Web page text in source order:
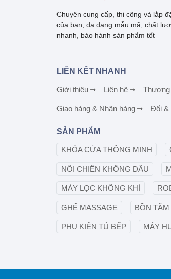
Chuyên cung cấp, thi công và lắp
của bạn, đa dạng mẫu mã, chất
nhanh, bảo hành sản phẩm tốt
LIÊN KẾT NHANH
Giới thiệu Liên hệ Thương
Giao hàng & Nhận hàng Đổi &
SẢN PHẨM
KHÓA CỬA THÔNG MINH
NỒI CHIÊN KHÔNG DẦU
MÁY LỌC KHÔNG KHÍ
GHẾ MASSAGE BỒN TẮM
PHỤ KIỆN TỦ BẾP MÁY